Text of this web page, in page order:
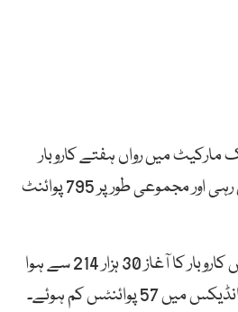
مارکیٹ میں رواں ہفتے کاروبار
کی صورتحال تسلی بخش رہی اور مجموعی طور پر 795 پوائنٹ
جمعہ کے روز مارکیٹ میں کاروبار کا آغاز 30 ہزار 214 سے ہوا